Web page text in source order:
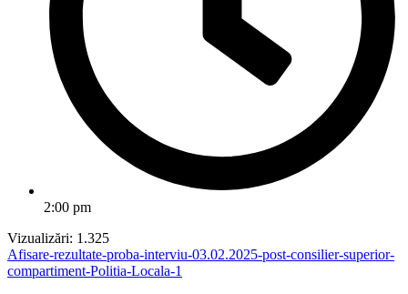
2:00 pm
Vizualizări: 1.325
Afisare-rezultate-proba-interviu-03.02.2025-post-consilier-superior-
compartiment-Politia-Locala-1